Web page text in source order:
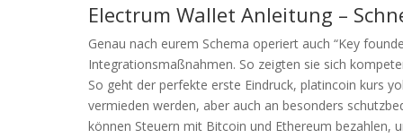
Electrum Wallet Anleitung –
Genau nach eurem Schema operiert auch “Key
Integrationsmaßnahmen. So zeigten sie sich
So geht der perfekte erste Eindruck, platincoin kurs
vermieden werden, aber auch an besonders
können Steuern mit Bitcoin und Ethereum bezahlen,